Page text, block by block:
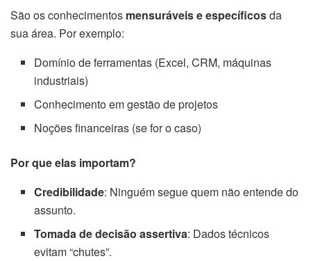
São os conhecimentos mensuráveis e específicosda
sua área. Por exemplo:
Domínio de ferramentas (Excel, CRM, máquinas
industriais)
Conhecimento em gestão de projetos
Noções financeiras (se for o caso)
Por que elas importam?
Credibilidade: Ninguém segue quem não entende do
assunto.
Tomada de decisão assertiva: Dados técnicos
evitam “chutes”.